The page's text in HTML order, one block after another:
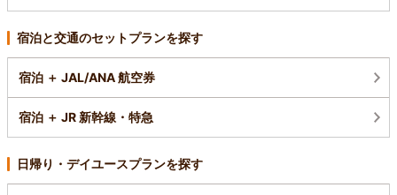
宿泊と交通のセットプランを探す
宿泊 ＋ JAL/ANA 航空券
宿泊 ＋ JR 新幹線・特急
日帰り・デイユースプランを探す